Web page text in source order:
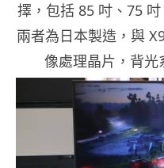
擇，包括 85 吋、75
兩者為日本製造，與
像處理晶片，背光